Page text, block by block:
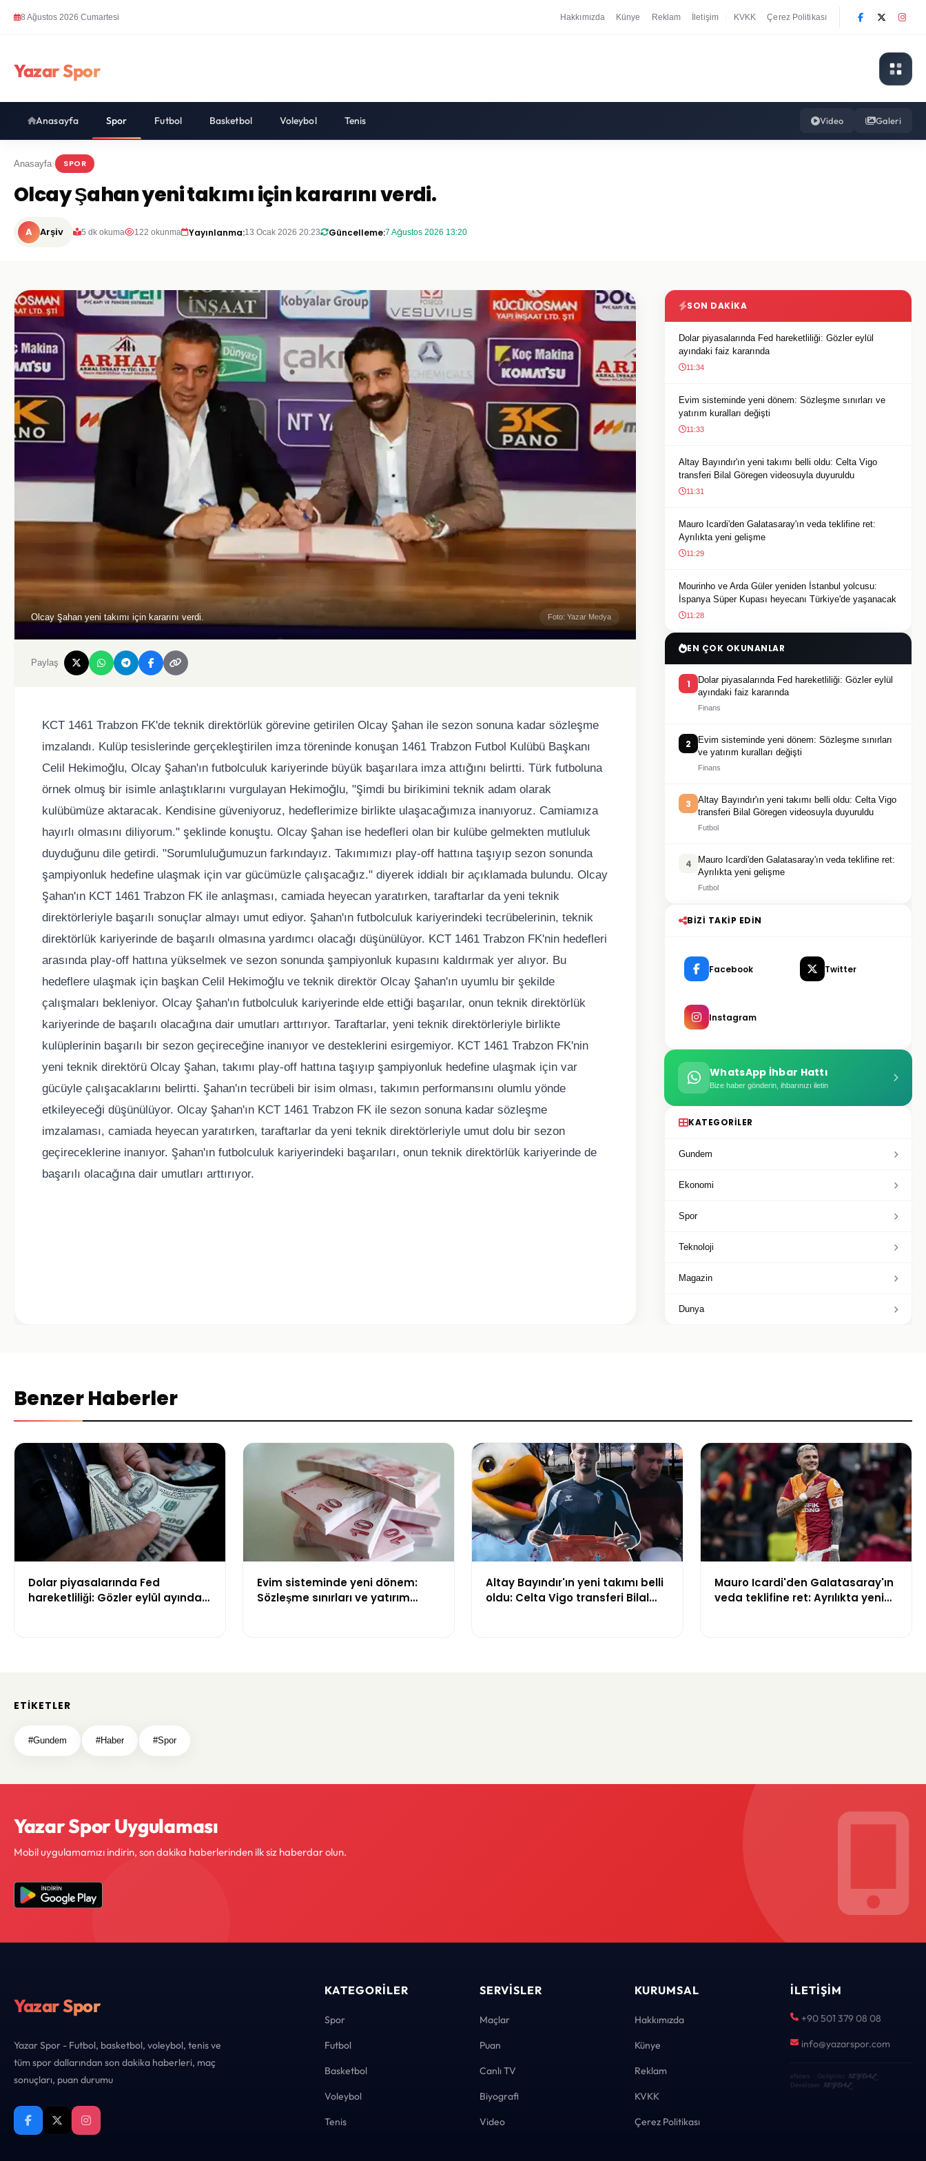
8 Ağustos 2026 Cumartesi Hakkımızda Künye Reklam İletişim KVKK Çerez Politikası
Yazar Spor
Anasayfa Spor Futbol Basketbol Voleybol Tenis Video Galeri
Anasayfa SPOR
Olcay Şahan yeni takımı için kararını verdi.
A Arşiv 5 dk okuma 122 okunma Yayınlanma:13 Ocak 2026 20:23 Güncelleme:7 Ağustos 2026 13:20
Olcay Şahan yeni takımı için kararını verdi. Foto: Yazar Medya
Paylaş
KCT 1461 Trabzon FK'de teknik direktörlük görevine getirilen Olcay Şahan ile sezon sonuna kadar sözleşme
imzalandı. Kulüp tesislerinde gerçekleştirilen imza töreninde konuşan 1461 Trabzon Futbol Kulübü Başkanı
Celil Hekimoğlu, Olcay Şahan'ın futbolculuk kariyerinde büyük başarılara imza attığını belirtti. Türk futboluna
örnek olmuş bir isimle anlaştıklarını vurgulayan Hekimoğlu, "Şimdi bu birikimini teknik adam olarak
kulübümüze aktaracak. Kendisine güveniyoruz, hedeflerimize birlikte ulaşacağımıza inanıyoruz. Camiamıza
hayırlı olmasını diliyorum." şeklinde konuştu. Olcay Şahan ise hedefleri olan bir kulübe gelmekten mutluluk
duyduğunu dile getirdi. "Sorumluluğumuzun farkındayız. Takımımızı play-off hattına taşıyıp sezon sonunda
şampiyonluk hedefine ulaşmak için var gücümüzle çalışacağız." diyerek iddialı bir açıklamada bulundu. Olcay
Şahan'ın KCT 1461 Trabzon FK ile anlaşması, camiada heyecan yaratırken, taraftarlar da yeni teknik
direktörleriyle başarılı sonuçlar almayı umut ediyor. Şahan'ın futbolculuk kariyerindeki tecrübelerinin, teknik
direktörlük kariyerinde de başarılı olmasına yardımcı olacağı düşünülüyor. KCT 1461 Trabzon FK'nin hedefleri
arasında play-off hattına yükselmek ve sezon sonunda şampiyonluk kupasını kaldırmak yer alıyor. Bu
hedeflere ulaşmak için başkan Celil Hekimoğlu ve teknik direktör Olcay Şahan'ın uyumlu bir şekilde
çalışmaları bekleniyor. Olcay Şahan'ın futbolculuk kariyerinde elde ettiği başarılar, onun teknik direktörlük
kariyerinde de başarılı olacağına dair umutları arttırıyor. Taraftarlar, yeni teknik direktörleriyle birlikte
kulüplerinin başarılı bir sezon geçireceğine inanıyor ve desteklerini esirgemiyor. KCT 1461 Trabzon FK'nin
yeni teknik direktörü Olcay Şahan, takımı play-off hattına taşıyıp şampiyonluk hedefine ulaşmak için var
gücüyle çalışacaklarını belirtti. Şahan'ın tecrübeli bir isim olması, takımın performansını olumlu yönde
etkileyeceği düşünülüyor. Olcay Şahan'ın KCT 1461 Trabzon FK ile sezon sonuna kadar sözleşme
imzalaması, camiada heyecan yaratırken, taraftarlar da yeni teknik direktörleriyle umut dolu bir sezon
geçireceklerine inanıyor. Şahan'ın futbolculuk kariyerindeki başarıları, onun teknik direktörlük kariyerinde de
başarılı olacağına dair umutları arttırıyor.
SON DAKIKA
Dolar piyasalarında Fed hareketliliği: Gözler eylül
ayındaki faiz kararında
11:34
Evim sisteminde yeni dönem: Sözleşme sınırları ve
yatırım kuralları değişti
11:33
Altay Bayındır'ın yeni takımı belli oldu: Celta Vigo
transferi Bilal Göregen videosuyla duyuruldu
11:31
Mauro Icardi'den Galatasaray'ın veda teklifine ret:
Ayrılıkta yeni gelişme
11:29
Mourinho ve Arda Güler yeniden İstanbul yolcusu:
İspanya Süper Kupası heyecanı Türkiye'de yaşanacak
11:28
EN ÇOK OKUNANLAR
1
Dolar piyasalarında Fed hareketliliği: Gözler eylül
ayındaki faiz kararında
Finans
2
Evim sisteminde yeni dönem: Sözleşme sınırları
ve yatırım kuralları değişti
Finans
3
Altay Bayındır'ın yeni takımı belli oldu: Celta Vigo
transferi Bilal Göregen videosuyla duyuruldu
Futbol
4
Mauro Icardi'den Galatasaray'ın veda teklifine ret:
Ayrılıkta yeni gelişme
Futbol
BIZI TAKIP EDIN
Facebook Twitter
Instagram
WhatsApp İhbar Hattı
Bize haber gönderin, ihbarınızı iletin
KATEGORILER
Gundem
Ekonomi
Spor
Teknoloji
Magazin
Dunya
Benzer Haberler
Dolar piyasalarında Fed
hareketliliği: Gözler eylül ayındaki
Evim sisteminde yeni dönem:
Sözleşme sınırları ve yatırım
Altay Bayındır'ın yeni takımı belli
oldu: Celta Vigo transferi Bilal
Mauro Icardi'den Galatasaray'ın
veda teklifine ret: Ayrılıkta yeni
ETIKETLER
#Gundem #Haber #Spor
Yazar Spor Uygulaması
Mobil uygulamamızı indirin, son dakika haberlerinden ilk siz haberdar olun.
Yazar Spor
Yazar Spor - Futbol, basketbol, voleybol, tenis ve
tüm spor dallarından son dakika haberleri, maç
sonuçları, puan durumu
KATEGORILER
Spor
Futbol
Basketbol
Voleybol
Tenis
SERVISLER
Maçlar
Puan
Canlı TV
Biyografi
Video
KURUMSAL
Hakkımızda
Künye
Reklam
KVKK
Çerez Politikası
İLETIŞIM
+90 501 379 08 08
info@yazarspor.com
eNews · Geliştirici KEYDAL·
Developer KEYDAL